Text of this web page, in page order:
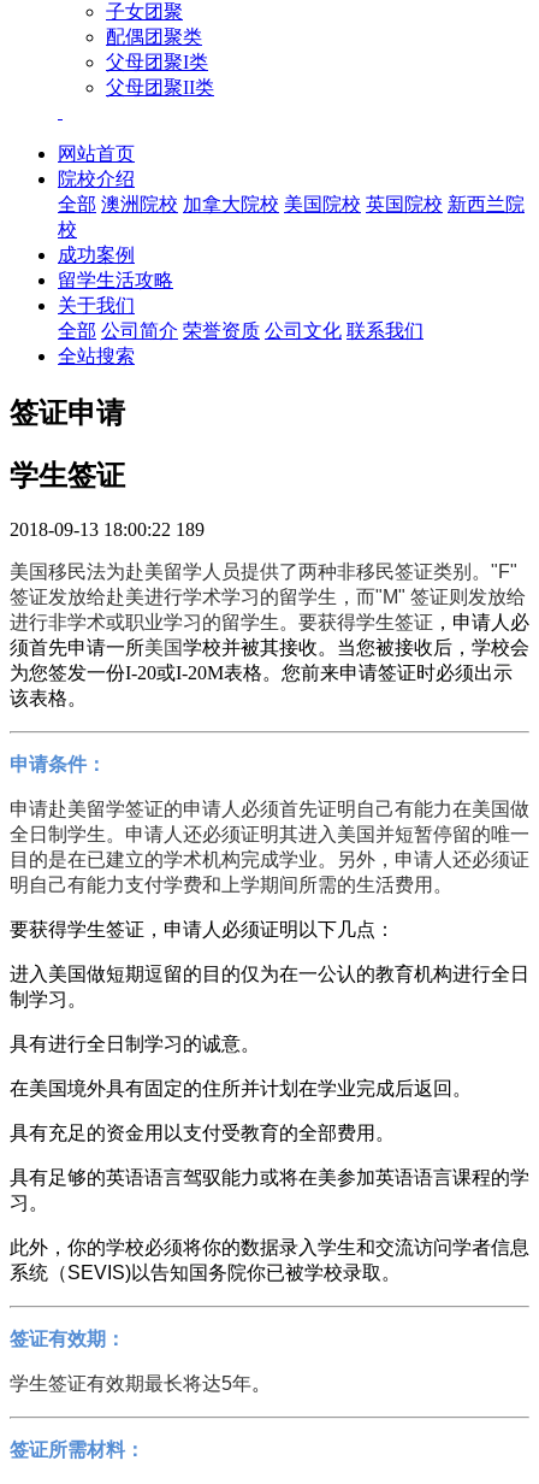
子女团聚
配偶团聚类
父母团聚I类
父母团聚II类
网站首页
院校介绍
全部 澳洲院校 加拿大院校 美国院校 英国院校 新西兰院
校
成功案例
留学生活攻略
关于我们
全部 公司简介 荣誉资质 公司文化 联系我们
全站搜索
签证申请
学生签证
2018-09-13 18:00:22 189
美国移民法为赴美留学人员提供了两种非移民签证类别。"F"
签证发放给赴美进行学术学习的留学生，而"M" 签证则发放给
进行非学术或职业学习的留学生。要获得学生签证 ，申请人必
须首先申请一所美国学校并被其接收。当您被接收后，学校会
为您签发一份I-20或I-20M表格。您前来申请签证时必须出示
该表格。
申请条件：
申请赴美留学签证的申请人必须首先证明自己有能力在美国做
全日制学生。申请人还必须证明其进入美国并短暂停留的唯一
目的是在已建立的学术机构完成学业。另外，申请人还必须证
明自己有能力支付学费和上学期间所需的生活费用。
要获得学生签证，申请人必须证明以下几点：
进入美国做短期逗留的目的仅为在一公认的教育机构进行全日
制学习。
具有进行全日制学习的诚意。
在美国境外具有固定的住所并计划在学业完成后返回。
具有充足的资金用以支付受教育的全部费用。
具有足够的英语语言驾驭能力或将在美参加英语语言课程的学
习。
此外，你的学校必须将你的数据录入学生和交流访问学者信息
系统（SEVIS)以告知国务院你已被学校录取。
签证有效期：
学生签证有效期最长将达5年。
签证所需材料：